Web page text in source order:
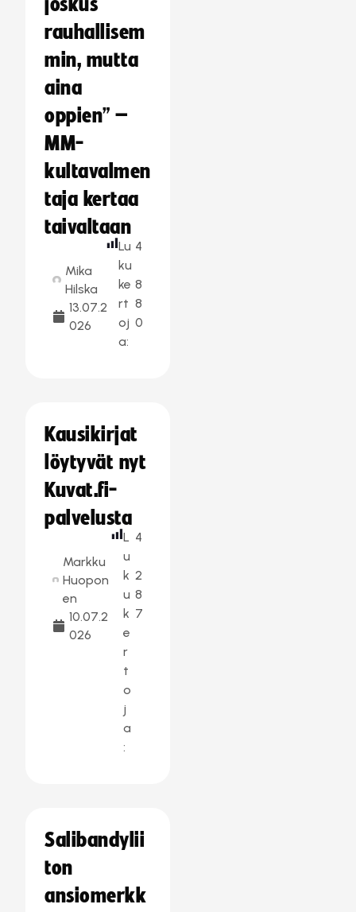
joskus
rauhallisem
min, mutta
aina
oppien” –
MM-
kultavalmen
taja kertaa
taivaltaan
Mika
Hilska
13.07.2
026
Lu
ku
ke
rt
oj
a:
4
8
8
0
Kausikirjat
löytyvät nyt
Kuvat.fi-
palvelusta
Markku
Huopon
en
10.07.2
026
L
u
k
u
k
e
r
t
o
j
a
:
4
2
8
7
Salibandylii
ton
ansiomerkk